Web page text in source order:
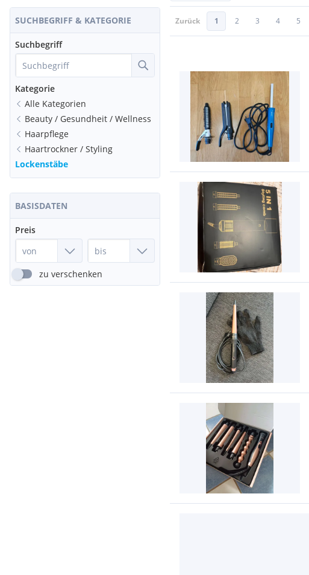
SUCHBEGRIFF & KATEGORIE
Suchbegriff
Kategorie
Alle Kategorien
Beauty / Gesundheit / Wellness
Haarpflege
Haartrockner / Styling
Lockenstäbe
BASISDATEN
Preis
zu verschenken
Zurück 1 2 3 4 5